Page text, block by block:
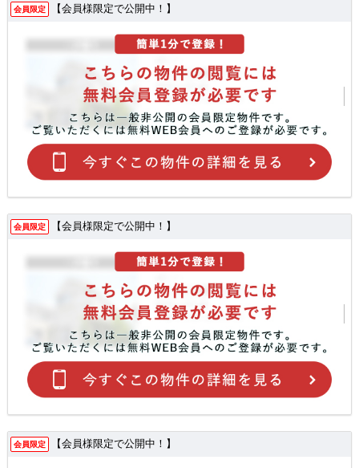
会員限定 【会員様限定で公開中！】
会員限定 【会員様限定で公開中！】
会員限定 【会員様限定で公開中！】